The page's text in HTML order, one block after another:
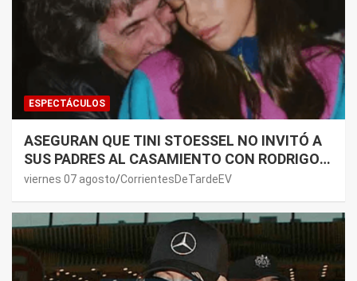
ESPECTÁCULOS
ASEGURAN QUE TINI STOESSEL NO INVITÓ A
SUS PADRES AL CASAMIENTO CON RODRIGO
DE PAUL: LOS MOTIVOS
viernes 07 agosto CorrientesDeTardeEV